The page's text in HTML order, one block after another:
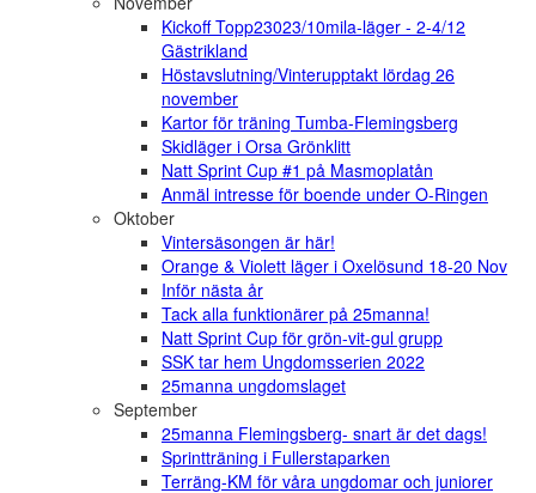
Kickoff Topp23023/10mila-läger - 2-4/12
Gästrikland
Höstavslutning/Vinterupptakt lördag 26
november
Kartor för träning Tumba-Flemingsberg
Skidläger i Orsa Grönklitt
Natt Sprint Cup #1 på Masmoplatån
Anmäl intresse för boende under O-Ringen
Oktober
Vintersäsongen är här!
Orange & Violett läger i Oxelösund 18-20 Nov
Inför nästa år
Tack alla funktionärer på 25manna!
Natt Sprint Cup för grön-vit-gul grupp
SSK tar hem Ungdomsserien 2022
25manna ungdomslaget
September
25manna Flemingsberg- snart är det dags!
Sprintträning i Fullerstaparken
Terräng-KM för våra ungdomar och juniorer